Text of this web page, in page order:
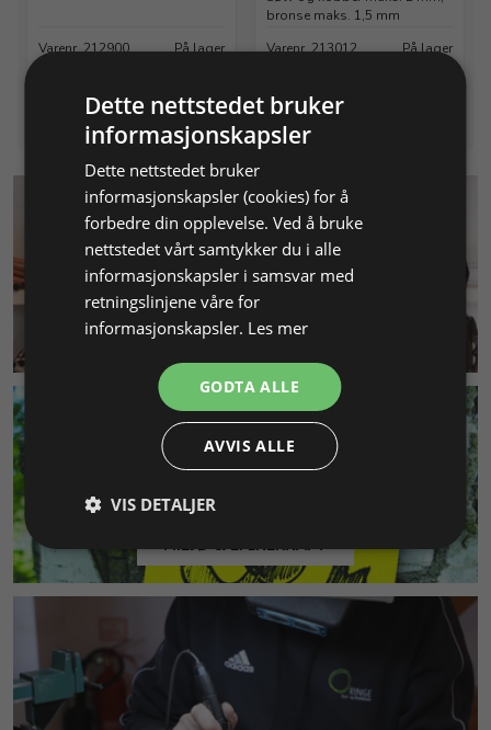
Varenr. 212900 På lager
bronse maks. 1,5 mm
Varenr. 213012
På lager
KUNDESERVICE
MILJØ & BÆREKRAFT
Dette nettstedet bruker
informasjonskapsler
Dette nettstedet bruker
informasjonskapsler (cookies) for å
forbedre din opplevelse. Ved å bruke
nettstedet vårt samtykker du i alle
informasjonskapsler i samsvar med
retningslinjene våre for
informasjonskapsler. Les mer
GODTA ALLE
AVVIS ALLE
VIS DETALJER